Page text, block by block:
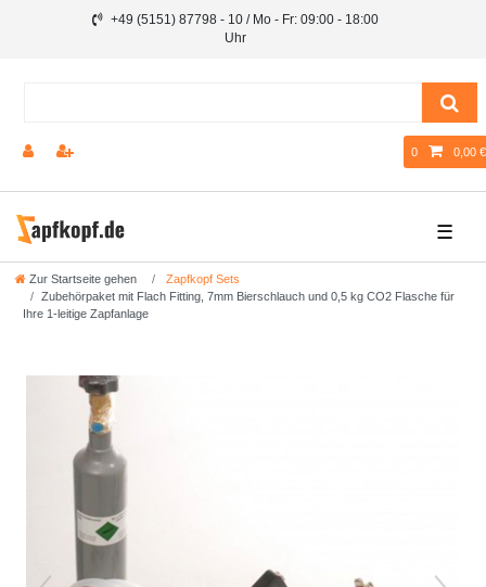
+49 (5151) 87798 - 10 / Mo - Fr: 09:00 - 18:00
Uhr
0 0,00 €
☰
Zur Startseite gehen
Zapfkopf Sets
Zubehörpaket mit Flach Fitting, 7mm Bierschlauch und 0,5 kg CO2 Flasche für
Ihre 1-leitige Zapfanlage